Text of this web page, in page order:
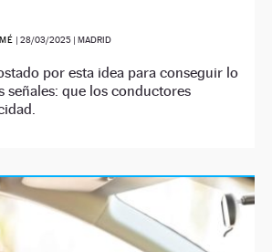
| 28/03/2025| MADRID
por esta idea para conseguir lo
señales: que los conductores